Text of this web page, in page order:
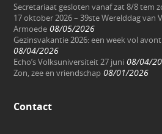
Secretariaat gesloten vanaf zat 8/8 tem
17 oktober 2026 – 39ste Werelddag van
Armoede 08/05/2026
Gezinsvakantie 2026: een week vol
08/04/2026
Echo’s Volksuniversiteit 27 juni 08/04/
Zon, zee en vriendschap 08/01/2026
Contact